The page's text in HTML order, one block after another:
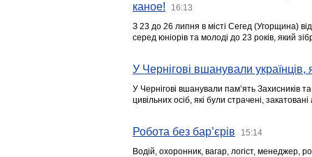
каное!
16:13
З 23 до 26 липня в місті Сегед (Угорщина)
серед юніорів та молоді до 23 років, який
У Чернігові вшанували українців,
У Чернігові вшанували пам’ять Захисників
цивільних осіб, які були страчені,
Робота без бар’єрів 15:14
Водій, охоронник, вагар, логіст, менеджер,